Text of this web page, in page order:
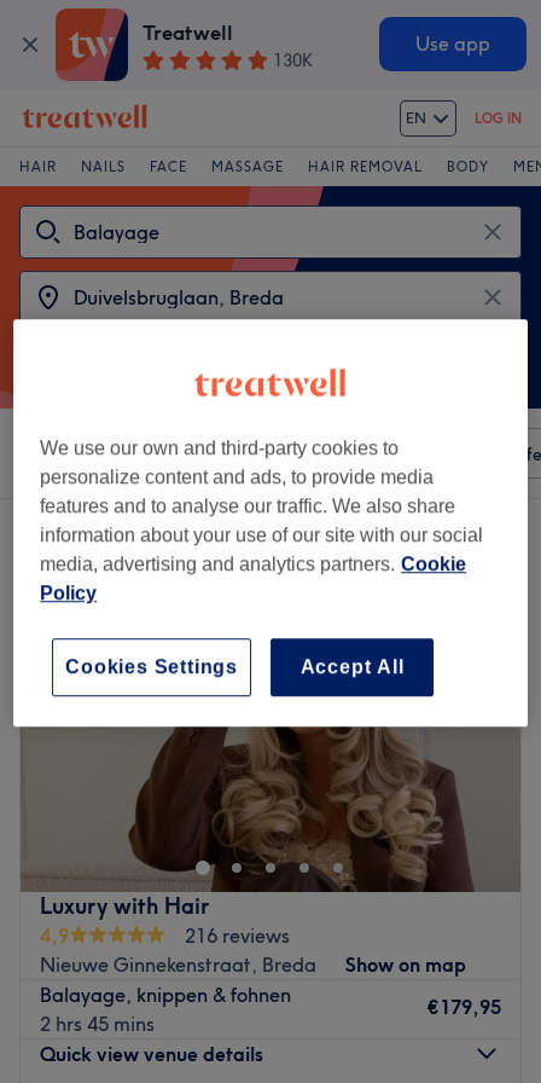
Treatwell
130K
Use app
EN LOG IN
HAIR NAILS FACE MASSAGE HAIR REMOVAL BODY
Sort by Any price Amenities Salons Express
2 venues offering:balayage near Duivelsbruglaan, Breda
Luxury with Hair
4,9
216 reviews
Nieuwe Ginnekenstraat, Breda
Show on map
Balayage, knippen & fohnen
2 hrs 45 mins
€179,95
Quick view venue details
We use our own and third-party cookies to
personalize content and ads, to provide media
features and to analyse our traffic. We also share
information about your use of our site with our social
media, advertising and analytics partners. Cookie
Policy
Accept All
Cookies Settings